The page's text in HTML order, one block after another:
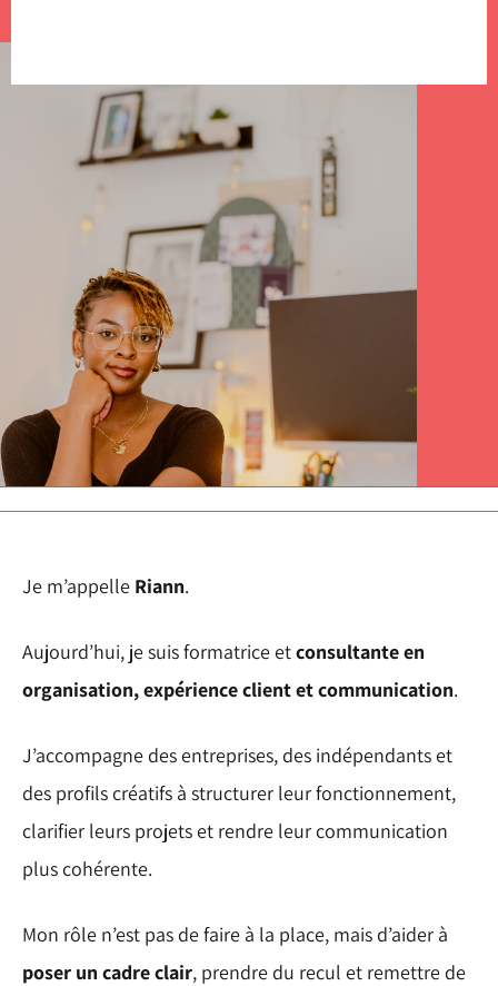
Je m’appelle Riann.
Aujourd’hui, je suis formatrice etconsultante en
organisation, expérience client et communication.
J’accompagne des entreprises, des indépendants et
des profils créatifs à structurer leur fonctionnement,
clarifier leurs projets et rendre leur communication
plus cohérente.
Mon rôle n’est pas de faire à la place, mais d’aider à
poser un cadre clair, prendre du recul et remettre de